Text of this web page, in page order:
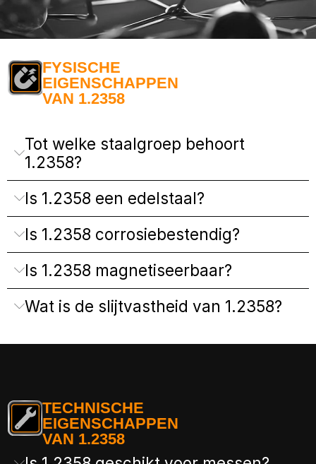
FYSISCHE
EIGENSCHAPPEN
VAN 1.2358
Tot welke staalgroep behoort
1.2358?
Is 1.2358 een edelstaal?
Is 1.2358 corrosiebestendig?
Is 1.2358 magnetiseerbaar?
Wat is de slijtvastheid van 1.2358?
TECHNISCHE
EIGENSCHAPPEN
VAN 1.2358